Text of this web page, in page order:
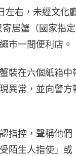
左右，未經文化
居蟹（國家指
市一間便利店。
裝在六個紙箱中
異常，並向警方
指控，聲稱他們
陌生人指使」或